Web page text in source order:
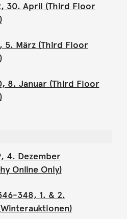
30. April (Third Floor
5. März (Third Floor
8. Januar (Third Floor
4. Dezember
Online Only)
348, 1. & 2.